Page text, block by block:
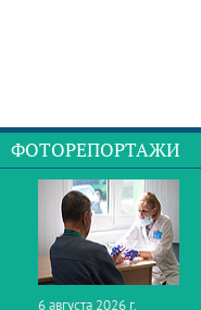
ФОТОРЕПОРТАЖИ
6 августа 2026 г.